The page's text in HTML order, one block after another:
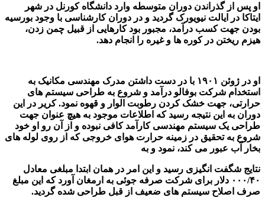
او پس از گذراندن دوران متوسطه وارد دانشگاه کورنل در شهر
ایتاکا در ایالت نیویورک گردید و در دوران کارشناسی با وجود بورسیه
بودن جهت کسب درآمد، مجبور بود کارهایی از قبیل چمن زدن،
هیزم ریختن در کوره ها و غیره را انجام دهد.
او در ژوئن ۱۹۰۱ با در دست داشتن مدرک مهندسی مکانیک به
استخدام شرکت بوفالو درآمد و شروع به طراحی سیستم های
حرارتی، جهت خشک کردن رطوبت الوار و قهوه نمود. کریر در این
دوران به این نتیجه رسید که اطلاعات موجود به هیچ عنوان جهت
طراحی یک سیستم مهندسی کارآمد کافی نبوده و از آن رو او خود
شروع به تحقیق در زمینه حرارت هوای خروجی که از روی لوله های
بخار آب عبور می کند، نمود و به
نتایج شگفت انگیزی رسید و این امر در همان ابتدا مبلغی معادل
۰۰۰/۴۰ دلار برای شرکت صرفه جوئی به ارمغان آورد که این مبلغ
صرف اصلاح سیستم های ضعیف از قبل طراحی شده گردید.